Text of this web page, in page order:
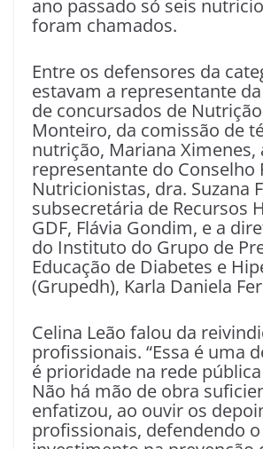
ano passado só seis
foram chamados.
Entre os defensores da
estavam a representante
de concursados de
Monteiro, da comissão de
nutrição, Mariana Ximenes,
representante do Conselho
Nutricionistas, dra. Suzana
subsecretária de Recursos
GDF, Flávia Gondim, e a
do Instituto do Grupo de
Educação de Diabetes e
(Grupedh), Karla Daniela
Celina Leão falou da
profissionais. “Essa é uma
é prioridade na rede
Não há mão de obra
enfatizou, ao ouvir os
profissionais, defendendo o